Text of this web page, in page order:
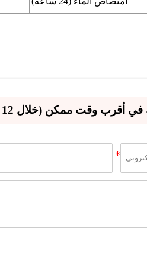
12 ساعة) الحد الأدنى لكمية الطلب: 1000 كجم